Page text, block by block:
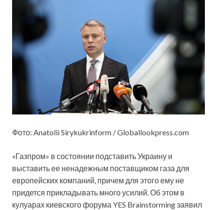
Фото: Anatolii Sirykukrinform / Globallookpress.com
«Газпром» в состоянии подставить Украину и
выставить ее ненадежным поставщиком газа для
европейских компаний, причем для этого ему не
придется прикладывать много усилий. Об этом в
кулуарах киевского форума YES Brainstorming заявил